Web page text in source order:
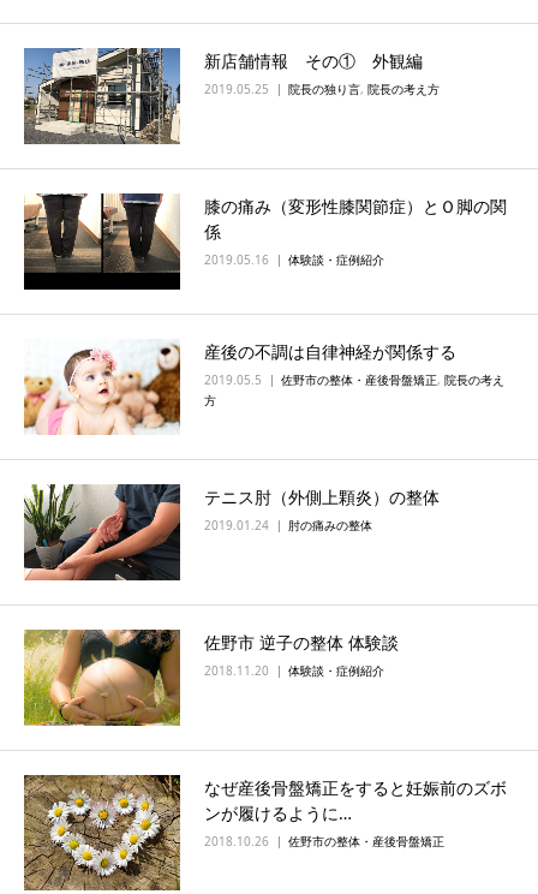
新店舗情報 その① 外観編
2019.05.25 院長の独り言, 院長の考え方
膝の痛み（変形性膝関節症）とＯ脚の関
係
2019.05.16 体験談・症例紹介
産後の不調は自律神経が関係する
2019.05.5 佐野市の整体・産後骨盤矯正, 院長の考え
方
テニス肘（外側上顆炎）の整体
2019.01.24 肘の痛みの整体
佐野市 逆子の整体 体験談
2018.11.20 体験談・症例紹介
なぜ産後骨盤矯正をすると妊娠前のズボ
ンが履けるように…
2018.10.26 佐野市の整体・産後骨盤矯正